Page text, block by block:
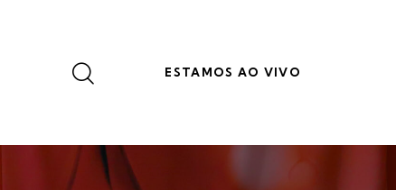
ESTAMOS AO VIVO